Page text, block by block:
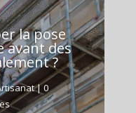
la pose
avant des
?
| 0